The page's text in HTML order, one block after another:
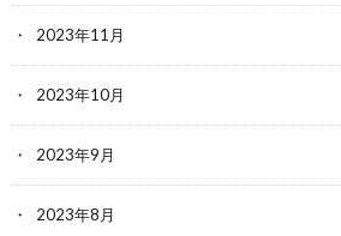
2023年11月
2023年10月
2023年9月
2023年8月